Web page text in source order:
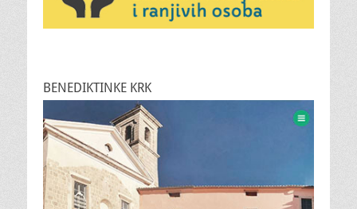
BENEDIKTINKE KRK